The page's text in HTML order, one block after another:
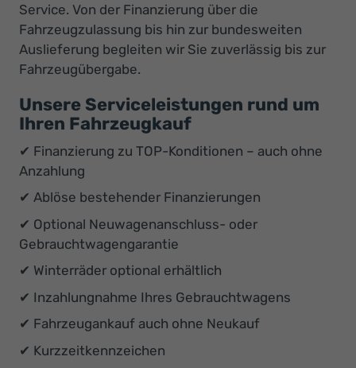
Service. Von der Finanzierung über die
Fahrzeugzulassung bis hin zur bundesweiten
Auslieferung begleiten wir Sie zuverlässig bis zur
Fahrzeugübergabe.
Unsere Serviceleistungen rund um
Ihren Fahrzeugkauf
✔ Finanzierung zu TOP-Konditionen – auch ohne
Anzahlung
✔ Ablöse bestehender Finanzierungen
✔ Optional Neuwagenanschluss- oder
Gebrauchtwagengarantie
✔ Winterräder optional erhältlich
✔ Inzahlungnahme Ihres Gebrauchtwagens
✔ Fahrzeugankauf auch ohne Neukauf
✔ Kurzzeitkennzeichen